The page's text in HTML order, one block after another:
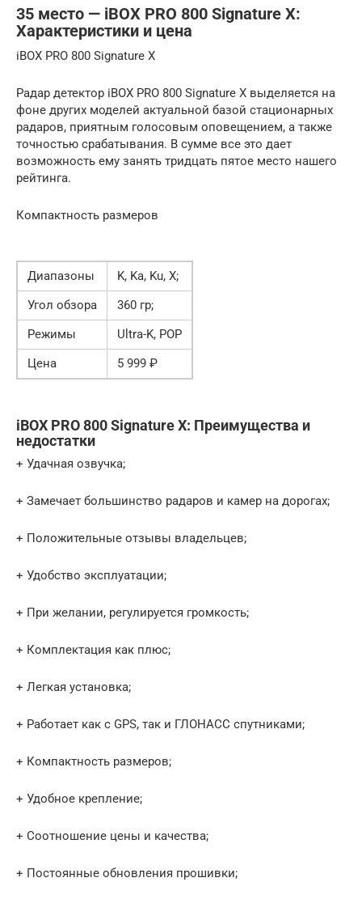
35 место — iBOX PRO 800 Signature X:
Характеристики и цена
iBOX PRO 800 Signature X
Радар детектор iBOX PRO 800 Signature X выделяется на
фоне других моделей актуальной базой стационарных
радаров, приятным голосовым оповещением, а также
точностью срабатывания. В сумме все это дает
возможность ему занять тридцать пятое место нашего
рейтинга.
Компактность размеров
Диапазоны
K, Ka, Ku, X;
Угол обзора
360 гр;
Режимы
Ultra-K, POP
Цена
5 999 ₽
iBOX PRO 800 Signature X: Преимущества и
недостатки
+ Удачная озвучка;
+ Замечает большинство радаров и камер на дорогах;
+ Положительные отзывы владельцев;
+ Удобство эксплуатации;
+ При желании, регулируется громкость;
+ Комплектация как плюс;
+ Легкая установка;
+ Работает как с GPS, так и ГЛОНАСС спутниками;
+ Компактность размеров;
+ Удобное крепление;
+ Соотношение цены и качества;
+ Постоянные обновления прошивки;